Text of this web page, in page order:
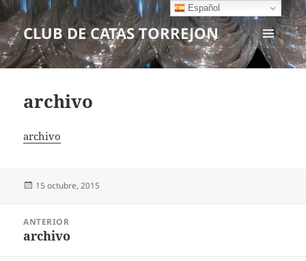
CLUB DE CATAS TORREJON
MENÚ
Y
archivo
archivo
Publicado
15 octubre, 2015
ANTERIOR
Entrada
archivo
Español